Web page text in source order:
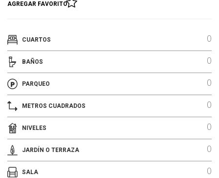
AGREGAR FAVORITO
CUARTOS 0
BAÑOS 0
PARQUEO 0
METROS CUADRADOS 0
NIVELES 0
JARDÍN O TERRAZA 0
SALA 0